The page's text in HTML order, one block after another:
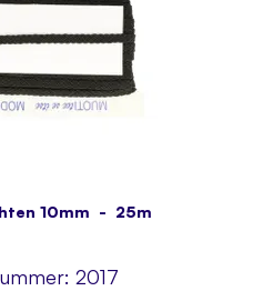
10mm - 25m
2017